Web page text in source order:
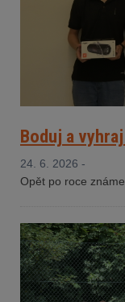
Boduj a
24. 6. 2026 -
Opět po roce